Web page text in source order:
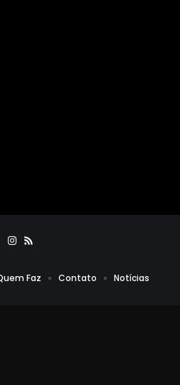
Faz Contato Notícias